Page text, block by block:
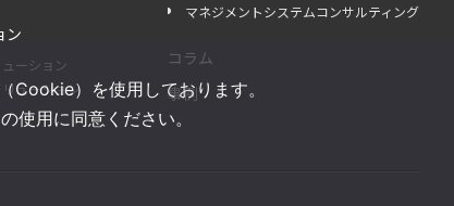
ン
ーション
ューション
マネジメントシステムコンサルティング
コラム
事例
Cookie）を使用しております。
使用に同意ください。